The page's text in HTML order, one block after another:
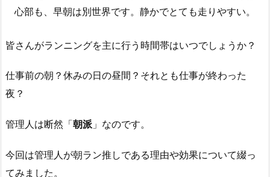
心部も、早朝は別世界です。静かでとても走りやすい。
皆さんがランニングを主に行う時間帯はいつでしょうか？
仕事前の朝？休みの日の昼間？それとも仕事が終わった
夜？
管理人は断然「朝派 」なのです。
今回は管理人が朝ラン推しである理由や効果について綴っ
てみました。